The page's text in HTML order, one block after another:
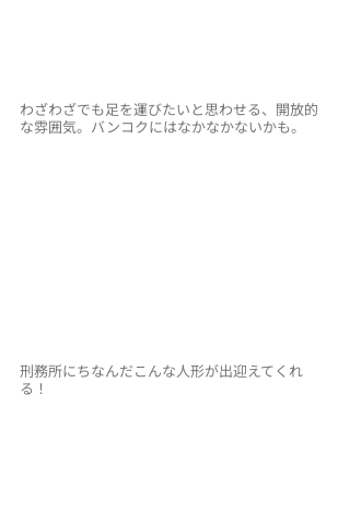
わざわざでも足を運びたいと思わせる、開放的
な雰囲気。バンコクにはなかなかないかも。
刑務所にちなんだこんな人形が出迎えてくれ
る！